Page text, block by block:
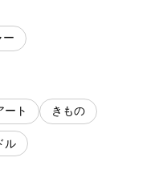
ー
ート きもの
ル